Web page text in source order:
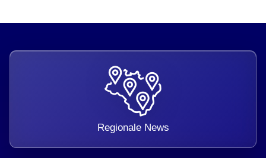
Regionale News